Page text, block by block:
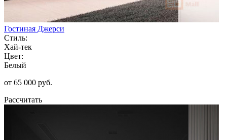
Гостиная Джерси
Стиль:
Хай-тек
Цвет:
Белый
от 65 000 руб.
Рассчитать